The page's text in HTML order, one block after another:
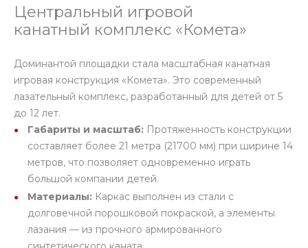
Центральный игровой
канатный комплекс «Комета»
Доминантой площадки стала масштабная канатная
игровая конструкция «Комета». Это современный
лазательный комплекс, разработанный для детей от 5
до 12 лет.
Габариты и масштаб: Протяженность конструкции
составляет более 21 метра (21700 мм) при ширине 14
метров, что позволяет одновременно играть
большой компании детей.
Материалы: Каркас выполнен из стали с
долговечной порошковой покраской, а элементы
лазания — из прочного армированного